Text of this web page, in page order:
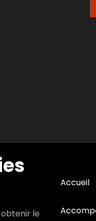
le
Accueil